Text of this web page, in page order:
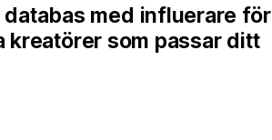
med influerare för
kreatörer som passar ditt